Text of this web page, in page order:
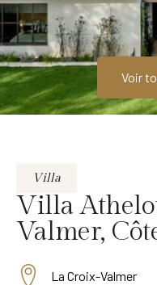
Voir
Villa
Villa
Valmer,
La Croix-Valmer